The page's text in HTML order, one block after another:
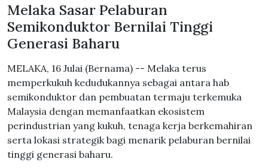
Melaka Sasar Pelaburan
Semikonduktor Bernilai Tinggi
Generasi Baharu
MELAKA, 16 Julai (Bernama) -- Melaka terus
memperkukuh kedudukannya sebagai antara hab
semikonduktor dan pembuatan termaju terkemuka
Malaysia dengan memanfaatkan ekosistem
perindustrian yang kukuh, tenaga kerja berkemahiran
serta lokasi strategik bagi menarik pelaburan bernilai
tinggi generasi baharu.